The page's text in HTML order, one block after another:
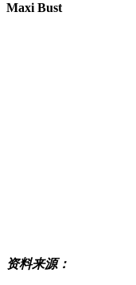
Maxi Bust
资料来源：